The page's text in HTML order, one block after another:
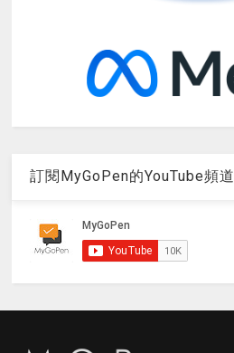
訂閱MyGoPen的YouTube頻道